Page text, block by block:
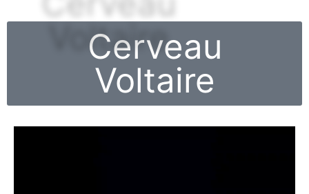
Cerveau
Voltaire